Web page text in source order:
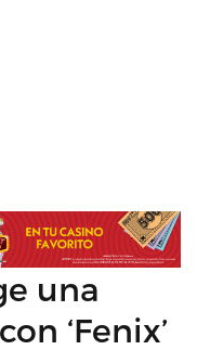
una
‘Fenix’